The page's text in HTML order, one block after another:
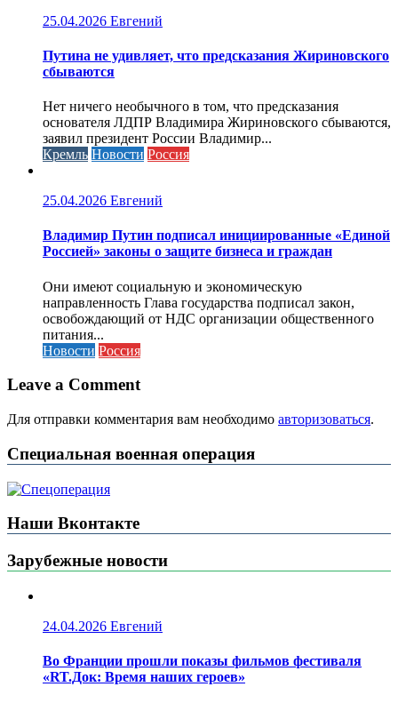
25.04.2026 Евгений
Путина не удивляет, что предсказания Жириновского
сбываются
Нет ничего необычного в том, что предсказания
основателя ЛДПР Владимира Жириновского сбываются,
заявил президент России Владимир...
Кремль Новости Россия
25.04.2026 Евгений
Владимир Путин подписал инициированные «Единой
Россией» законы о защите бизнеса и граждан
Они имеют социальную и экономическую
направленность Глава государства подписал закон,
освобождающий от НДС организации общественного
питания...
Новости Россия
Leave a Comment
Для отправки комментария вам необходимо авторизоваться.
Специальная военная операция
Наши Вконтакте
Зарубежные новости
24.04.2026 Евгений
Во Франции прошли показы фильмов фестиваля
«RT.Док: Время наших героев»